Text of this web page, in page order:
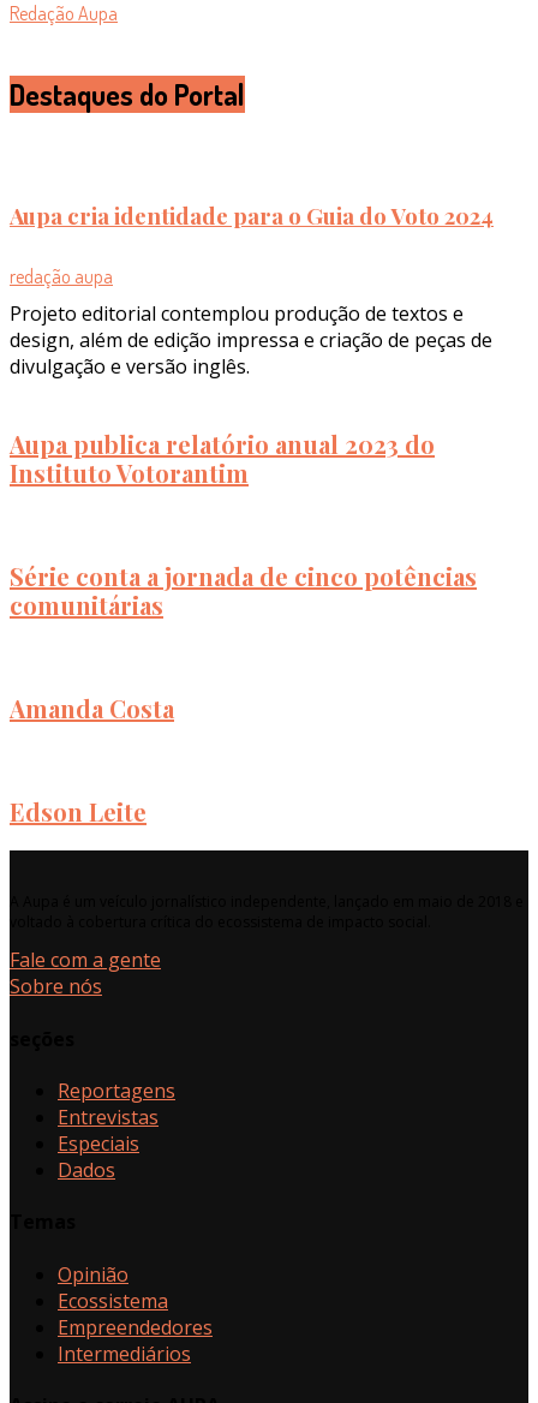
Redação Aupa
Destaques do Portal
Aupa cria identidade para o Guia do Voto 2024
redação aupa
Projeto editorial contemplou produção de textos e
design, além de edição impressa e criação de peças de
divulgação e versão inglês.
Aupa publica relatório anual 2023 do
Instituto Votorantim
Série conta a jornada de cinco potências
comunitárias
Amanda Costa
Edson Leite
Fale com a gente
Sobre nós
Reportagens
Entrevistas
Especiais
Dados
Opinião
Ecossistema
Empreendedores
Intermediários